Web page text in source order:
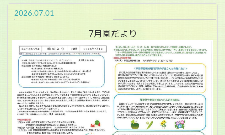
2026.07.01
7月園だより